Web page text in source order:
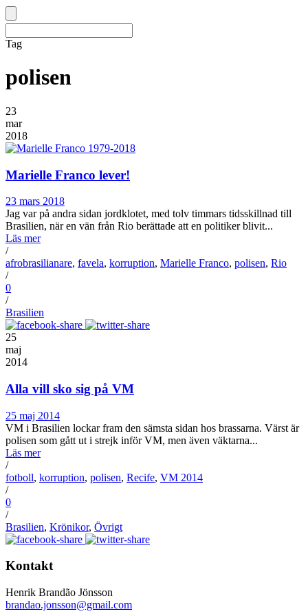
Tag
polisen
23
mar
2018
Marielle Franco lever!
23 mars 2018
Jag var på andra sidan jordklotet, med tolv timmars tidsskillnad till
Brasilien, när en vän från Rio berättade att en politiker blivit...
Läs mer
/
afrobrasilianare, favela, korruption, Marielle Franco, polisen, Rio
/
0
/
Brasilien
25
maj
2014
Alla vill sko sig på VM
25 maj 2014
VM i Brasilien lockar fram den sämsta sidan hos brassarna. Värst är
polisen som gått ut i strejk inför VM, men även väktarna...
Läs mer
/
fotboll, korruption, polisen, Recife, VM 2014
/
0
/
Brasilien, Krönikor, Övrigt
Kontakt
Henrik Brandão Jönsson
brandao.jonsson@gmail.com